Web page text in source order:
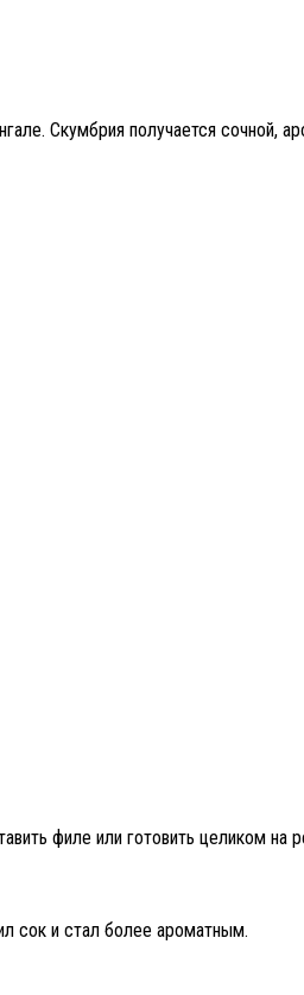
Скумбрия получается сочной,
филе или готовить целиком на
сок и стал более ароматным.